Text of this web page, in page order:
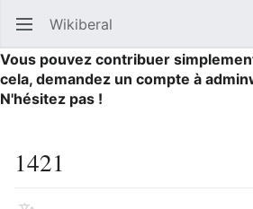
Ouvrir le menu principal Wikiberal
Vous pouvez contribuer
cela, demandez un compte à
N'hésitez pas !
1421